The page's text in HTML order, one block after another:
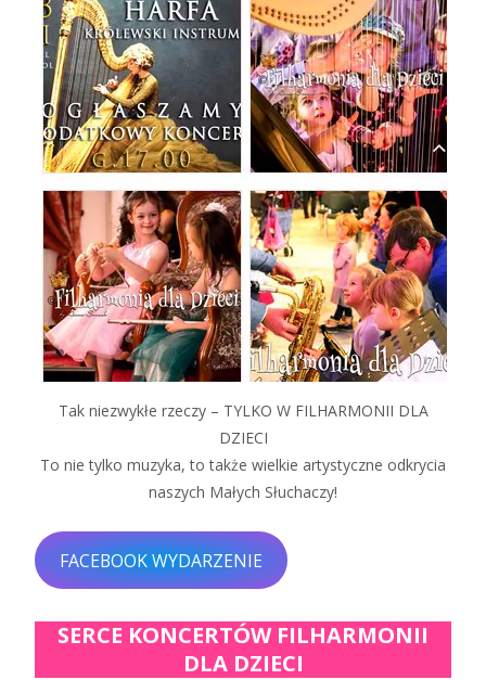
Tak niezwykłe rzeczy – TYLKO W FILHARMONII DLA
DZIECI
To nie tylko muzyka, to także wielkie artystyczne odkrycia
naszych Małych Słuchaczy!
FACEBOOK WYDARZENIE
SERCE KONCERTÓW FILHARMONII
DLA DZIECI